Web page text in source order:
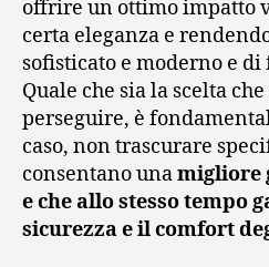
offrire un ottimo impatto
certa eleganza e
sofisticato e moderno e
Quale che sia la scelta
perseguire, è
caso, non trascurare
consentano unamigliore
e che allo stesso tempo
sicurezza e il comfort